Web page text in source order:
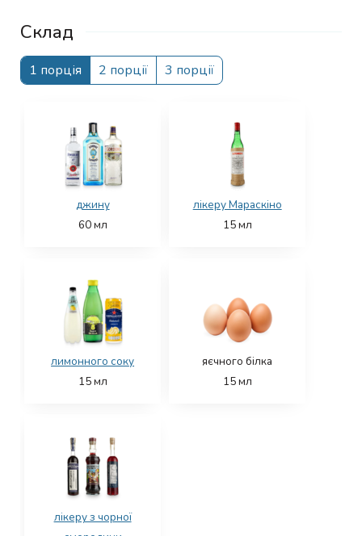
Склад
1 порція 2 порції 3 порції
джину
60мл
лікеру Мараскіно
15мл
лимонного соку
15мл
яєчного білка
15мл
лікеру з чорної